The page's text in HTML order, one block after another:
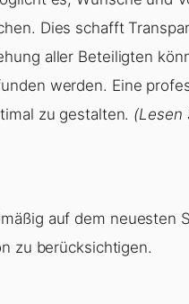
Dies schafft
aller Beteiligten
werden. Eine
zu gestalten. (Lesen
auf dem neuesten
zu berücksichtigen.